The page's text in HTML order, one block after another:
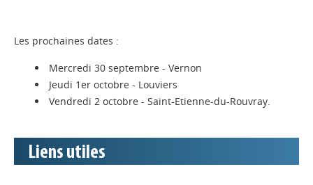
Les prochaines dates :
Mercredi 30 septembre - Vernon
Jeudi 1er octobre - Louviers
Vendredi 2 octobre - Saint-Etienne-du-Rouvray.
Liens utiles